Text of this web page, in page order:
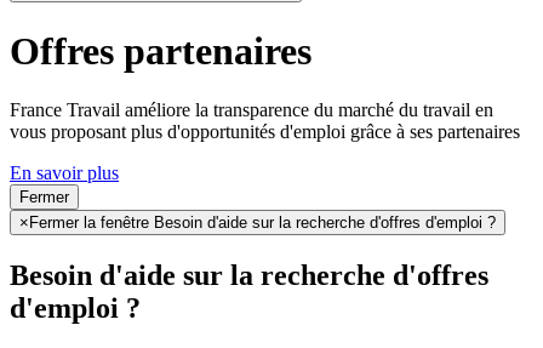
Offres partenaires
France Travail améliore la transparence du marché du travail en
vous proposant plus d'opportunités d'emploi grâce à ses partenaires
En savoir plus
Fermer
× Fermer la fenêtre Besoin d'aide sur la recherche d'offres d'emploi ?
Besoin d'aide sur la recherche d'offres
d'emploi ?